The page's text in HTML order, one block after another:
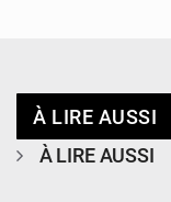
À LIRE AUSSI
À LIRE AUSSI